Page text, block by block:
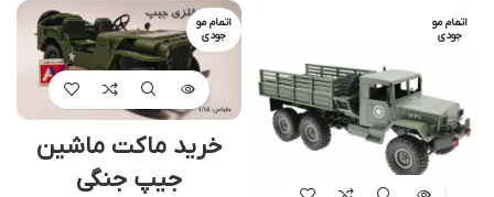
اتمام مو
جودی
اتمام مو
جودی
خرید ماکت ماشین
جیپ جنگی